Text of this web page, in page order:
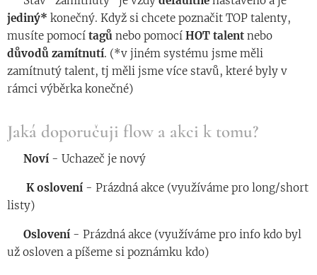
jediný* konečný. Když si chcete poznačit TOP talenty,
musíte pomocí tagů nebo pomocí HOT talent nebo
důvodů zamítnutí. (*v jiném systému jsme měli
zamítnutý talent, tj měli jsme více stavů, které byly v
rámci výběrka konečné)
Jaká doporučuji flow a akci k tomu?
Noví - Uchazeč je nový
K oslovení - Prázdná akce (využíváme pro long/short
listy)
Oslovení - Prázdná akce (využíváme pro info kdo byl
už osloven a píšeme si poznámku kdo)